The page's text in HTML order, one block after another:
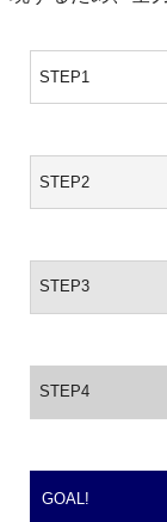
STEP1
STEP2
STEP3
STEP4
GOAL!